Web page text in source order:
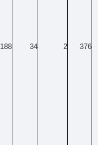
376
2
34
188